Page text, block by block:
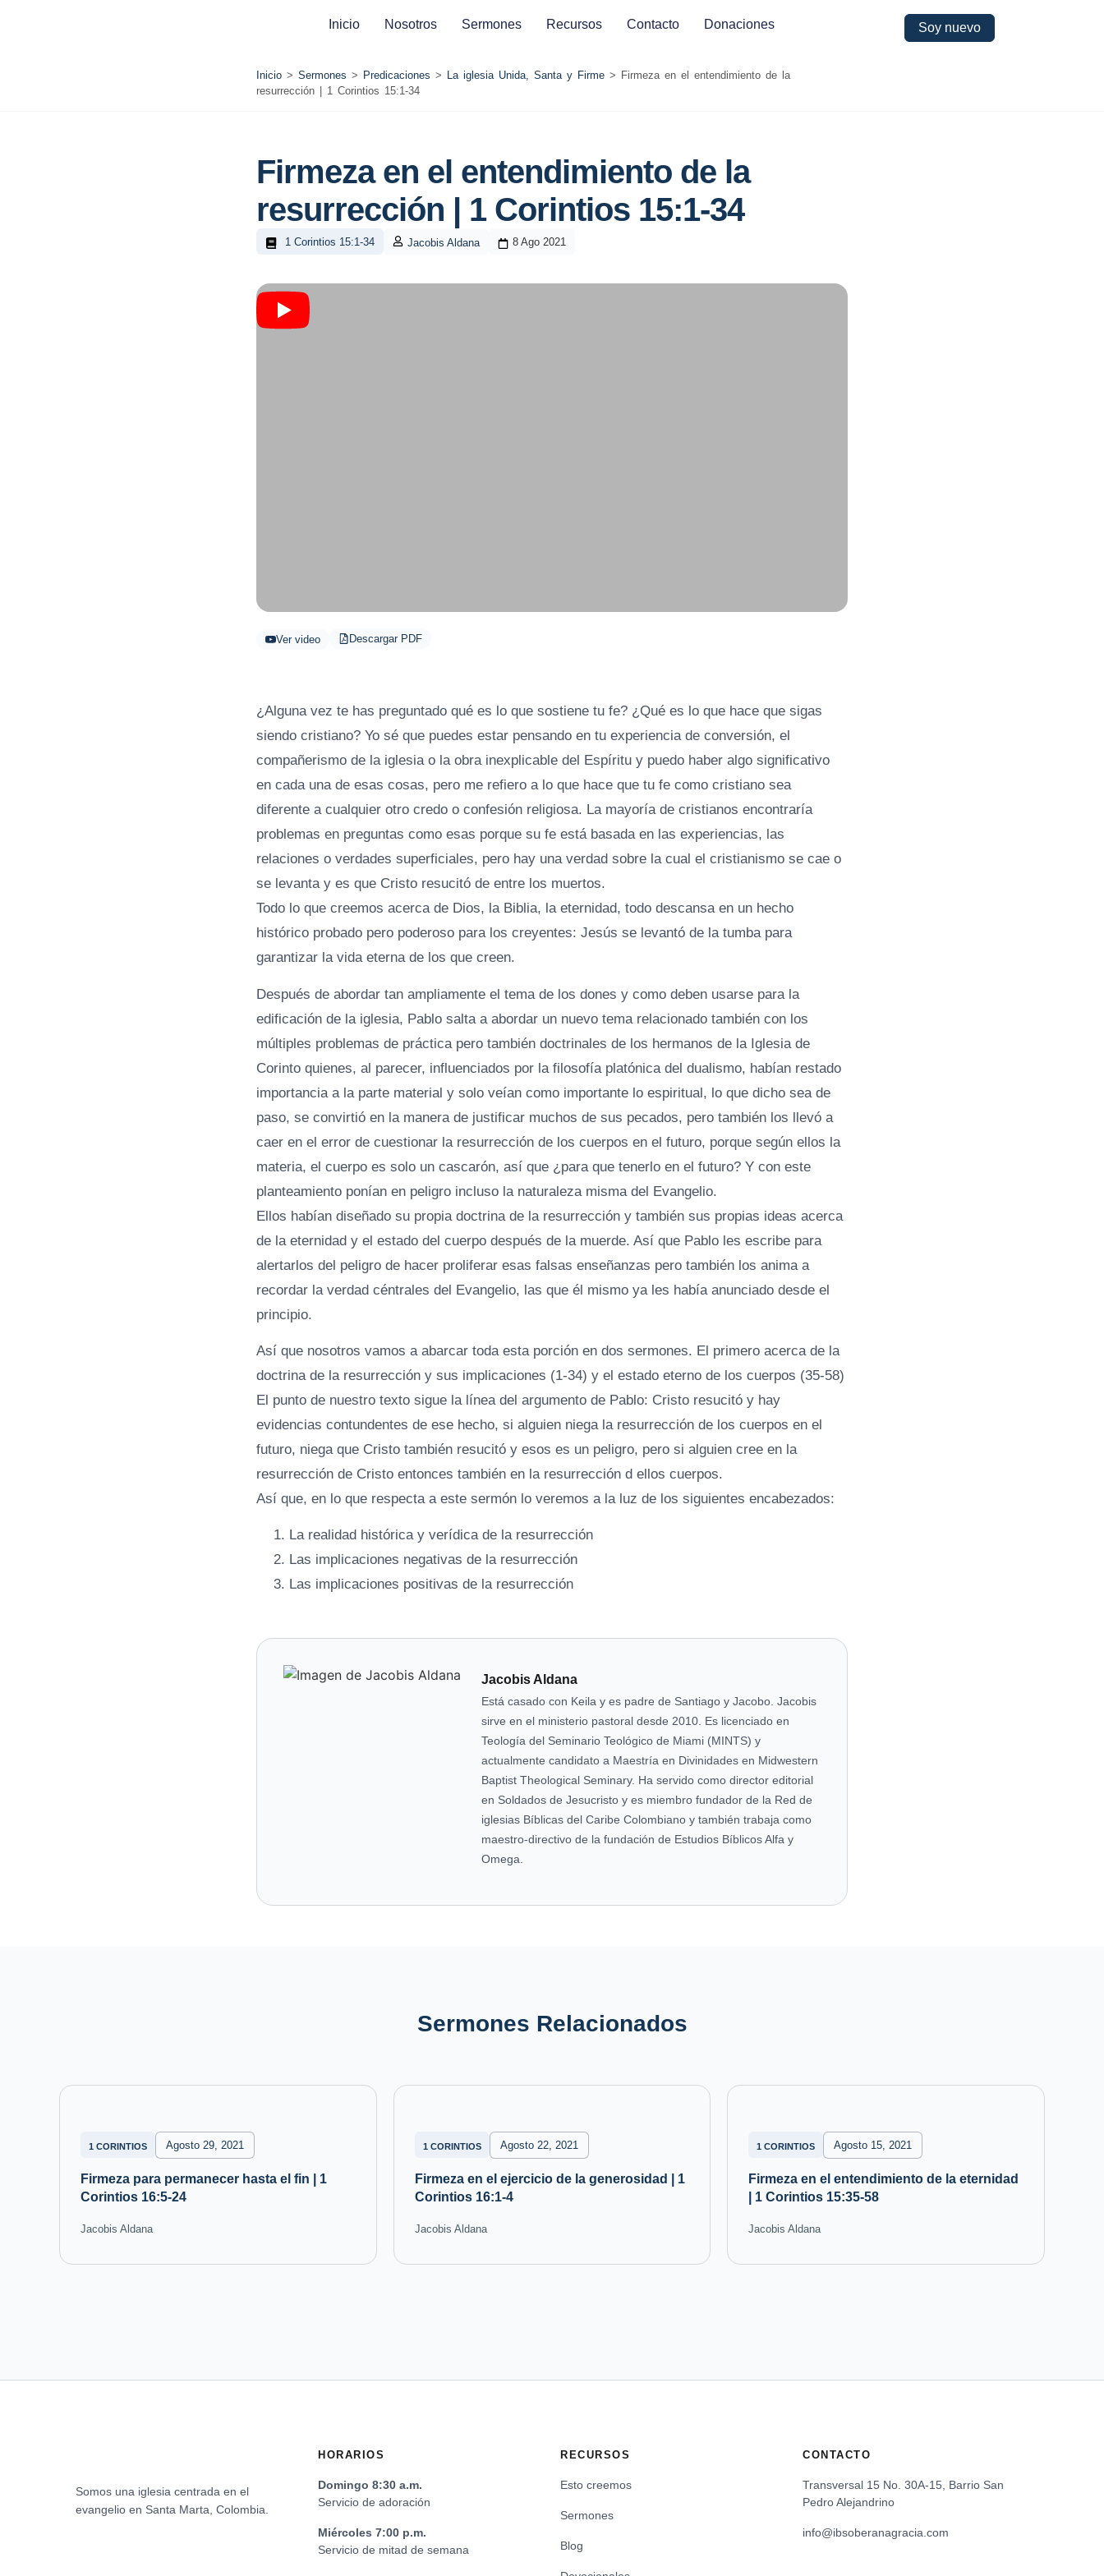
Inicio Nosotros Sermones Recursos Contacto Donaciones Soy nuevo
Inicio > Sermones > Predicaciones > La iglesia Unida, Santa y Firme > Firmeza en el entendimiento de la
resurrección | 1 Corintios 15:1-34
Firmeza en el entendimiento de la
resurrección | 1 Corintios 15:1-34
1 Corintios 15:1-34 Jacobis Aldana 8 Ago 2021
Ver video Descargar PDF
¿Alguna vez te has preguntado qué es lo que sostiene tu fe? ¿Qué es lo que hace que sigas
siendo cristiano? Yo sé que puedes estar pensando en tu experiencia de conversión, el
compañerismo de la iglesia o la obra inexplicable del Espíritu y puedo haber algo significativo
en cada una de esas cosas, pero me refiero a lo que hace que tu fe como cristiano sea
diferente a cualquier otro credo o confesión religiosa. La mayoría de cristianos encontraría
problemas en preguntas como esas porque su fe está basada en las experiencias, las
relaciones o verdades superficiales, pero hay una verdad sobre la cual el cristianismo se cae o
se levanta y es que Cristo resucitó de entre los muertos.
Todo lo que creemos acerca de Dios, la Biblia, la eternidad, todo descansa en un hecho
histórico probado pero poderoso para los creyentes: Jesús se levantó de la tumba para
garantizar la vida eterna de los que creen.
Después de abordar tan ampliamente el tema de los dones y como deben usarse para la
edificación de la iglesia, Pablo salta a abordar un nuevo tema relacionado también con los
múltiples problemas de práctica pero también doctrinales de los hermanos de la Iglesia de
Corinto quienes, al parecer, influenciados por la filosofía platónica del dualismo, habían restado
importancia a la parte material y solo veían como importante lo espiritual, lo que dicho sea de
paso, se convirtió en la manera de justificar muchos de sus pecados, pero también los llevó a
caer en el error de cuestionar la resurrección de los cuerpos en el futuro, porque según ellos la
materia, el cuerpo es solo un cascarón, así que ¿para que tenerlo en el futuro? Y con este
planteamiento ponían en peligro incluso la naturaleza misma del Evangelio.
Ellos habían diseñado su propia doctrina de la resurrección y también sus propias ideas acerca
de la eternidad y el estado del cuerpo después de la muerde. Así que Pablo les escribe para
alertarlos del peligro de hacer proliferar esas falsas enseñanzas pero también los anima a
recordar la verdad céntrales del Evangelio, las que él mismo ya les había anunciado desde el
principio.
Así que nosotros vamos a abarcar toda esta porción en dos sermones. El primero acerca de la
doctrina de la resurrección y sus implicaciones (1-34) y el estado eterno de los cuerpos (35-58)
El punto de nuestro texto sigue la línea del argumento de Pablo: Cristo resucitó y hay
evidencias contundentes de ese hecho, si alguien niega la resurrección de los cuerpos en el
futuro, niega que Cristo también resucitó y esos es un peligro, pero si alguien cree en la
resurrección de Cristo entonces también en la resurrección d ellos cuerpos.
Así que, en lo que respecta a este sermón lo veremos a la luz de los siguientes encabezados:
La realidad histórica y verídica de la resurrección
Las implicaciones negativas de la resurrección
Las implicaciones positivas de la resurrección
Jacobis Aldana
Está casado con Keila y es padre de Santiago y Jacobo. Jacobis
sirve en el ministerio pastoral desde 2010. Es licenciado en
Teología del Seminario Teológico de Miami (MINTS) y
actualmente candidato a Maestría en Divinidades en Midwestern
Baptist Theological Seminary. Ha servido como director editorial
en Soldados de Jesucristo y es miembro fundador de la Red de
iglesias Bíblicas del Caribe Colombiano y también trabaja como
maestro-directivo de la fundación de Estudios Bíblicos Alfa y
Omega.
Sermones Relacionados
1 CORINTIOS Agosto 29, 2021
Firmeza para permanecer hasta el fin | 1
Corintios 16:5-24
Jacobis Aldana
1 CORINTIOS Agosto 22, 2021
Firmeza en el ejercicio de la generosidad | 1
Corintios 16:1-4
Jacobis Aldana
1 CORINTIOS Agosto 15, 2021
Firmeza en el entendimiento de la eternidad
| 1 Corintios 15:35-58
Jacobis Aldana
Somos una iglesia centrada en el
evangelio en Santa Marta, Colombia.
HORARIOS
Domingo 8:30 a.m.
Servicio de adoración
Miércoles 7:00 p.m.
Servicio de mitad de semana
RECURSOS
Esto creemos
Sermones
Blog
CONTACTO
Transversal 15 No. 30A-15, Barrio San
Pedro Alejandrino
info@ibsoberanagracia.com